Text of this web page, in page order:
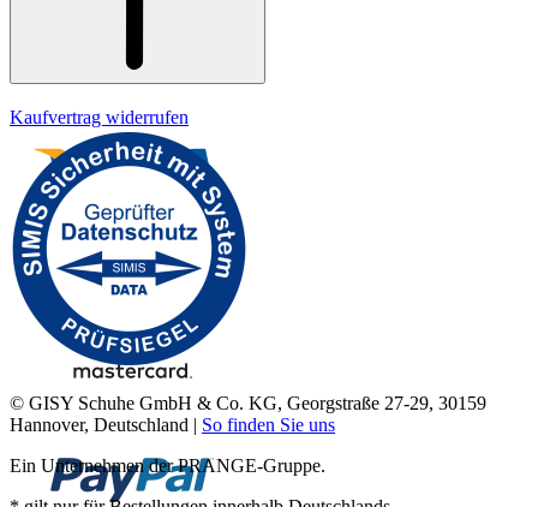
Kaufvertrag widerrufen
© GISY Schuhe GmbH & Co. KG, Georgstraße 27-29, 30159
Hannover, Deutschland | So finden Sie uns
Ein Unternehmen der PRANGE-Gruppe.